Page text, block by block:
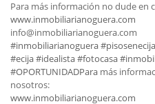
Para más información no dude en
www.inmobiliarianoguera.com
info@inmobiliarianoguera.com
#inmobiliarianoguera#pisosenecija
#ecija#idealista#fotocasa
#OPORTUNIDADPara más
nosotros:
www.inmobiliarianoguera.com